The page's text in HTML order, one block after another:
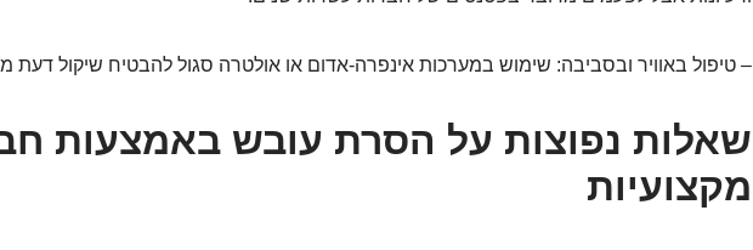
– טיפול באוויר ובסביבה: שימוש במערכות אינפרה-אדום או אולטרה סגול להבטיח שיקול דעת
שאלות נפוצות על הסרת עובש באמצעות
מקצועיות